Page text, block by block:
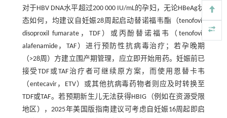
对于HBV DNA水平超过200 000 IU/mL的孕妇，无论HBeAg状
态如何，均建议自妊娠28周起启动替诺福韦酯（tenofovir
disoproxil fumarate，TDF）或丙酚替诺福韦（tenofovir
alafenamide，TAF）进行预防性抗病毒治疗；若孕晚期
（>28周）方建立围产期管理，应立即开始用药。妊娠前已
接受TDF或TAF治疗者可继续原方案，而使用恩替卡韦
（entecavir，ETV）或其他抗病毒药物者则应及时转换至
TDF或TAF。若预期新生儿无法获得HBIG（例如在资源受限
地区），2025年美国版指南建议可考虑自妊娠16周起即启